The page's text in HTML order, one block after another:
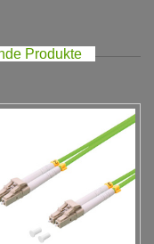
Produkte